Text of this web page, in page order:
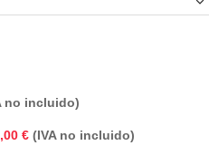
no incluido)
€ (IVA no incluido)